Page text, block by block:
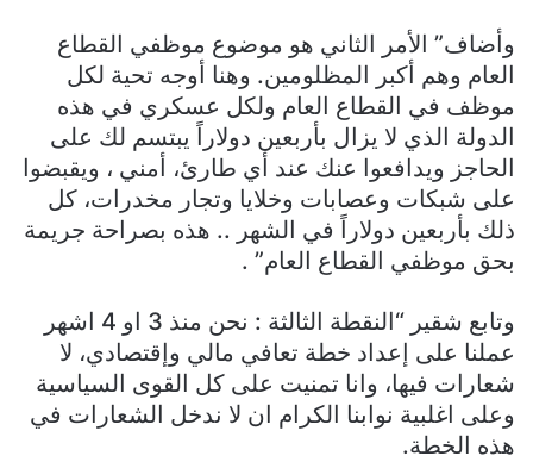
وأضاف” الأمر الثاني هو موضوع موظفي القطاع
العام وهم أكبر المظلومين. وهنا أوجه تحية لكل
موظف في القطاع العام ولكل عسكري في هذه
الدولة الذي لا يزال بأربعين دولاراً يبتسم لك على
الحاجز ويدافعوا عنك عند أي طارئ، أمني ، ويقبضوا
على شبكات وعصابات وخلايا وتجار مخدرات، كل
ذلك بأربعين دولاراً في الشهر .. هذه بصراحة جريمة
بحق موظفي القطاع العام” .
وتابع شقير “النقطة الثالثة : نحن منذ 3 او 4 اشهر
عملنا على إعداد خطة تعافي مالي وإقتصادي، لا
شعارات فيها، وانا تمنيت على كل القوى السياسية
وعلى اغلبية نوابنا الكرام ان لا ندخل الشعارات في
هذه الخطة.